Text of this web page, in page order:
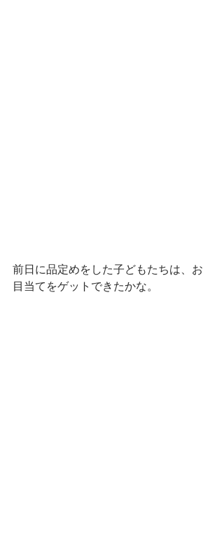
前日に品定めをした子どもたちは、お
目当てをゲットできたかな。